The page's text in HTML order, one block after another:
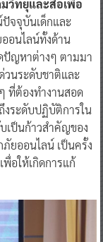
วิทยุและสื่อเพื่อ
จจุบันเด็กและ
อนไลน์ทั้งด้าน
ปัญหาต่างๆ ตามมา
วนระดับชาติและ
ที่ต้องทำงานสอด
งระดับปฏิบัติการใน
เป็นก้าวสำคัญของ
ภัยออนไลน์ เป็นครั้ง
อให้เกิดการแก้